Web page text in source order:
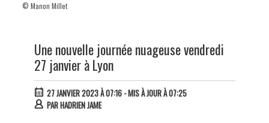
© Manon Millet
Une nouvelle journée nuageuse vendredi
27 janvier à Lyon
27 JANVIER 2023 À 07:16- MIS À JOUR À 07:25
PARHADRIEN JAME